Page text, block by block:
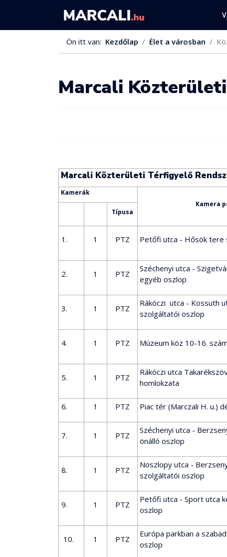
Ön itt van: Kezdőlap Élet a városban
Marcali
Marcali Közterületi Térfigyelő
Kamerák
Kamera
Típusa
1. 1 PTZ Petőfi utca - Hősök tere
2. 1 PTZ
Széchenyi utca -
egyéb oszlop
3. 1 PTZ
Rákóczi utca - Kossuth
szolgáltatói oszlop
4. 1 PTZ Múzeum köz 10-16.
5. 1 PTZ
Rákóczi utca
homlokzata
6. 1 PTZ Piac tér (Marczali H. u.)
7. 1 PTZ
Széchenyi utca -
önálló oszlop
8. 1 PTZ
Noszlopy utca -
szolgáltatói oszlop
9. 1 PTZ
Petőfi utca - Sport utca
oszlop
10. 1 PTZ
Európa parkban a
oszlop